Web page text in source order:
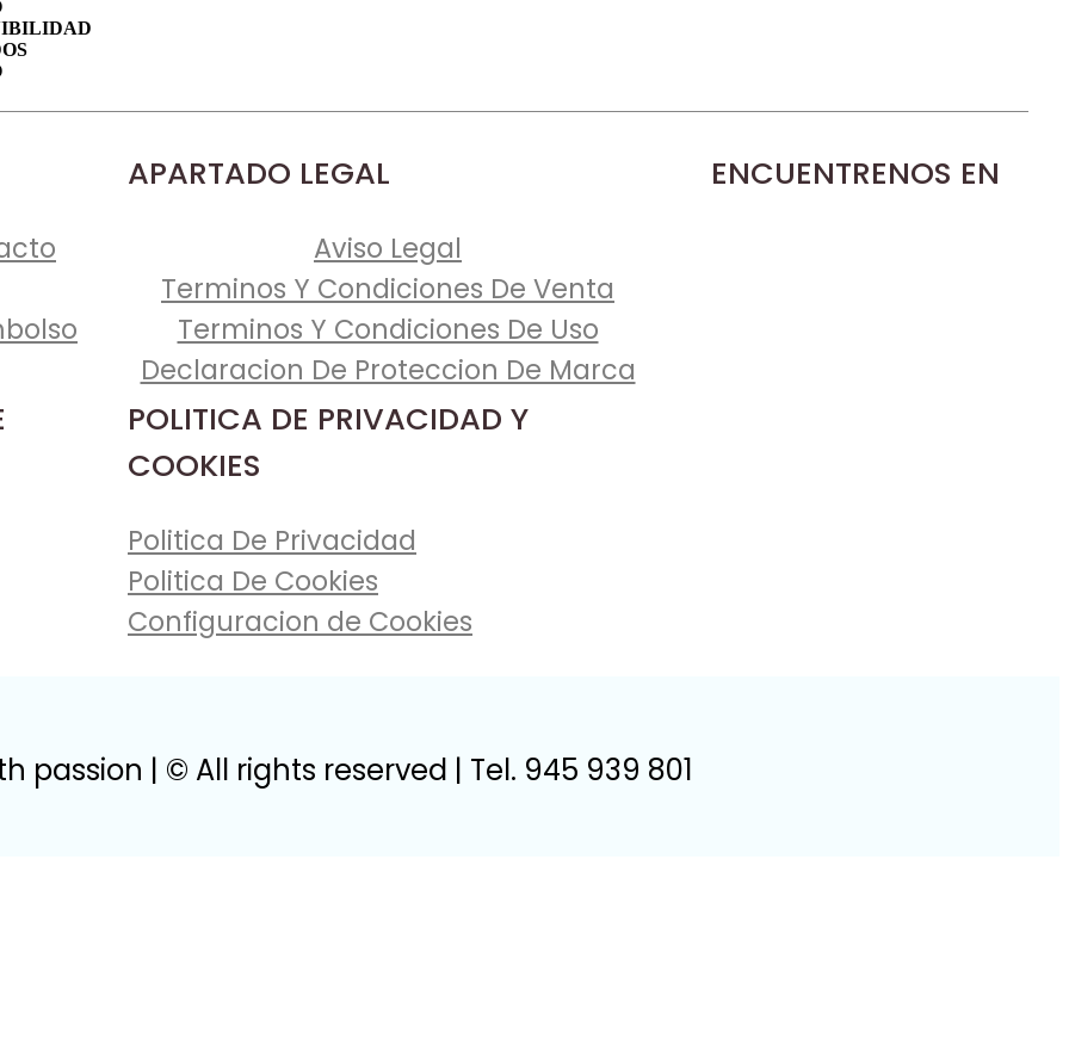
APARTADO LEGAL
Aviso Legal
Terminos Y Condiciones De Venta
Terminos Y Condiciones De Uso
Declaracion De Proteccion De Marca
ENCUENTRENOS EN
POLITICA DE PRIVACIDAD Y
COOKIES
Politica De Privacidad
Politica De Cookies
Configuracion de Cookies
passion | © All rights reserved | Tel. 945 939 801